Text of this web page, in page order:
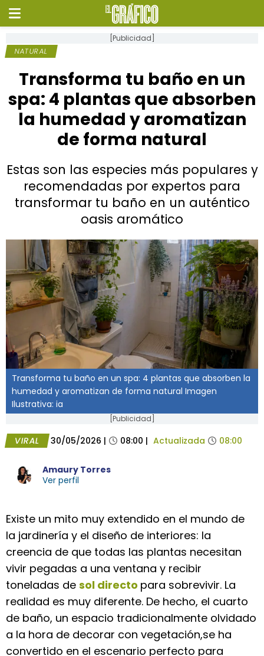
[Publicidad]
NATURAL
Transforma tu baño en un
spa: 4 plantas que absorben
la humedad y aromatizan
de forma natural
Estas son las especies más populares y
recomendadas por expertos para
transformar tu baño en un auténtico
oasis aromático
Transforma tu baño en un spa: 4 plantas que absorben la
humedad y aromatizan de forma natural Imagen
Ilustrativa: ia
[Publicidad]
VIRAL 30/05/2026 | 08:00 | Actualizada 08:00
Amaury Torres
Ver perfil
Existe un mito muy extendido en el mundo de
la jardinería y el diseño de interiores: la
creencia de que todas las plantas necesitan
vivir pegadas a una ventana y recibir
toneladas de sol directo para sobrevivir. La
realidad es muy diferente. De hecho, el cuarto
de baño, un espacio tradicionalmente olvidado
a la hora de decorar con vegetación,se ha
convertido en el escenario perfecto para